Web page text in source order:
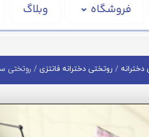
فروشگاه وبلاگ
/ روتختی دخترانه فانتزی / روتختی سه